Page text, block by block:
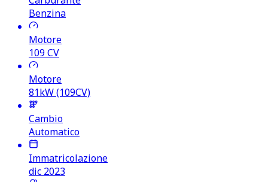
Benzina
Motore
109CV
Motore
81kW (109CV)
Cambio
Automatico
Immatricolazione
dic 2023